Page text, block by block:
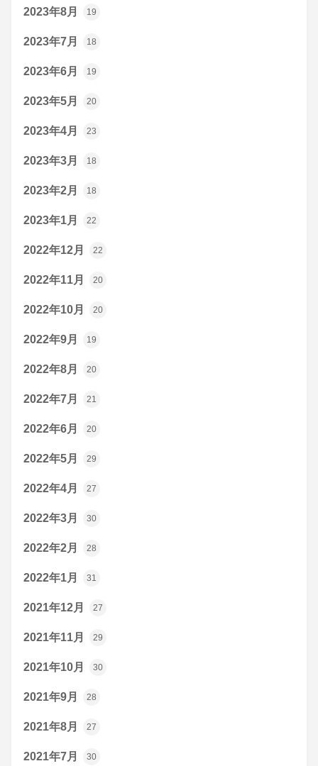
2023年8月 19
2023年7月 18
2023年6月 19
2023年5月 20
2023年4月 23
2023年3月 18
2023年2月 18
2023年1月 22
2022年12月 22
2022年11月 20
2022年10月 20
2022年9月 19
2022年8月 20
2022年7月 21
2022年6月 20
2022年5月 29
2022年4月 27
2022年3月 30
2022年2月 28
2022年1月 31
2021年12月 27
2021年11月 29
2021年10月 30
2021年9月 28
2021年8月 27
2021年7月 30